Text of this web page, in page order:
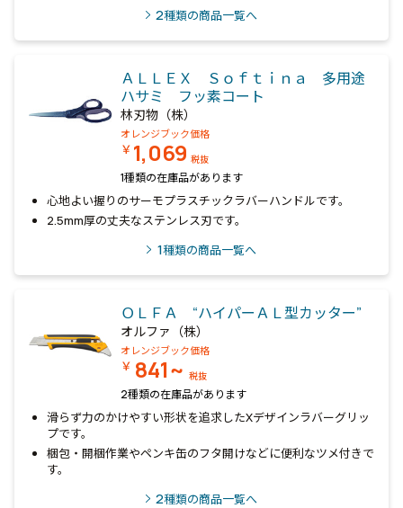
2種類の商品一覧へ
ＡＬＬＥＸ Ｓｏｆｔｉｎａ 多用途
ハサミ フッ素コート
林刃物（株）
オレンジブック価格
￥ 1,069 税抜
1種類の在庫品があります
心地よい握りのサーモプラスチックラバーハンドルです。
2.5mm厚の丈夫なステンレス刃です。
1種類の商品一覧へ
ＯＬＦＡ “ハイパーＡＬ型カッター”
オルファ（株）
オレンジブック価格
￥ 841~ 税抜
2種類の在庫品があります
滑らず力のかけやすい形状を追求したXデザインラバーグリッ
プです。
梱包・開梱作業やペンキ缶のフタ開けなどに便利なツメ付きで
す。
2種類の商品一覧へ